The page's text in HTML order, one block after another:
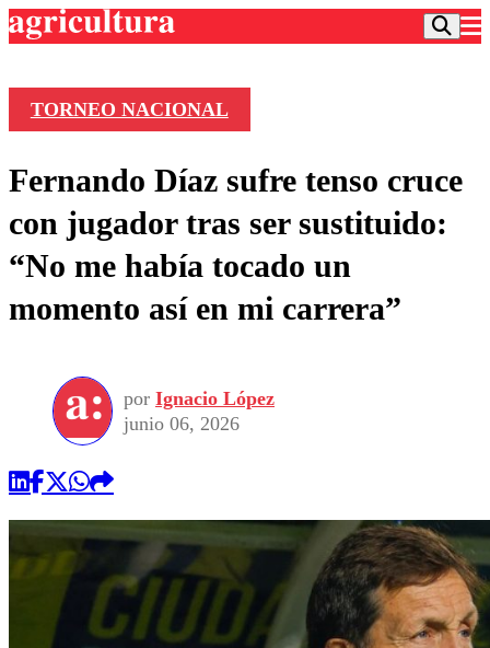
Frecuencias
Agricultura TV
Deportes
Colo Colo
Motor
Torneo Internacional
Torneo Nacional
Entretención
Noticias
Internacional
Nacional
Vida Social
Programas
Comercial
TORNEO NACIONAL
Fernando Díaz sufre tenso cruce
con jugador tras ser sustituido:
“No me había tocado un
momento así en mi carrera”
por Ignacio López
junio 06, 2026